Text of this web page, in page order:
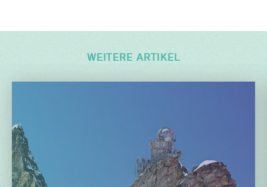
WEITERE ARTIKEL